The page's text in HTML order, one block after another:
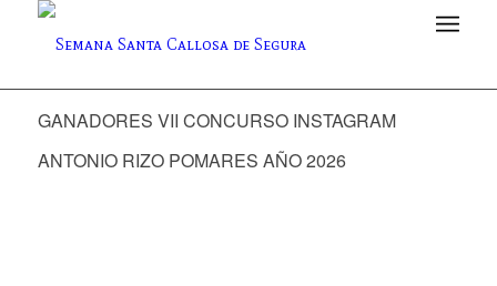
GANADORES VII CONCURSO INSTAGRAM
ANTONIO RIZO POMARES AÑO 2026